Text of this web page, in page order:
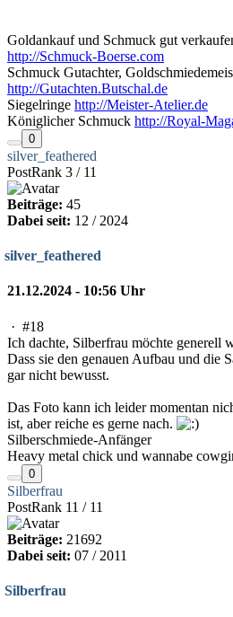
Goldankauf und Schmuck gut
http://Schmuck-Boerse.com
Schmuck Gutachter,
http://Gutachten.Butschal.de
Siegelringe http://Meister-Atelier.de
Königlicher Schmuck http://Royal-
0
silver_feathered
PostRank 3 / 11
Beiträge: 45
Dabei seit: 12 / 2024
silver_feathered
21.12.2024 - 10:56 Uhr
· #18
Ich dachte, Silberfrau möchte generell
Dass sie den genauen Aufbau und die
gar nicht bewusst.
Das Foto kann ich leider momentan
ist, aber reiche es gerne nach.
Silberschmiede-Anfänger
Heavy metal chick und wannabe
0
Silberfrau
PostRank 11 / 11
Beiträge: 21692
Dabei seit: 07 / 2011
Silberfrau